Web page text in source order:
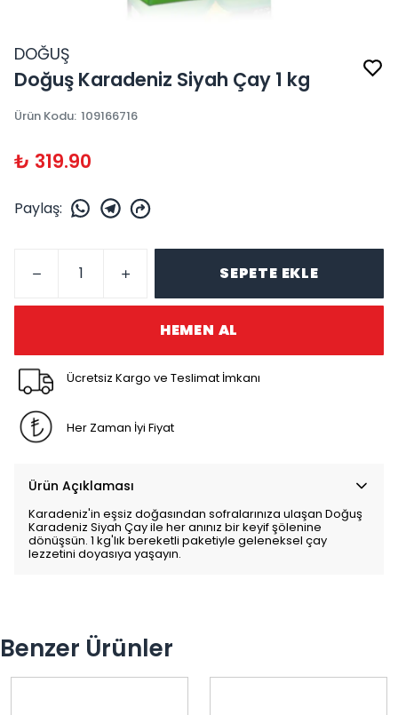
DOĞUŞ
Doğuş Karadeniz Siyah Çay 1 kg
Ürün Kodu: 109166716
₺ 319.90
Paylaş:
SEPETE EKLE
HEMEN AL
Ücretsiz Kargo ve Teslimat İmkanı
Her Zaman İyi Fiyat
Ürün Açıklaması
Karadeniz'in eşsiz doğasından sofralarınıza ulaşan Doğuş
Karadeniz Siyah Çay ile her anınız bir keyif şölenine
dönüşsün. 1 kg'lık bereketli paketiyle geleneksel çay
lezzetini doyasıya yaşayın.
Benzer Ürünler